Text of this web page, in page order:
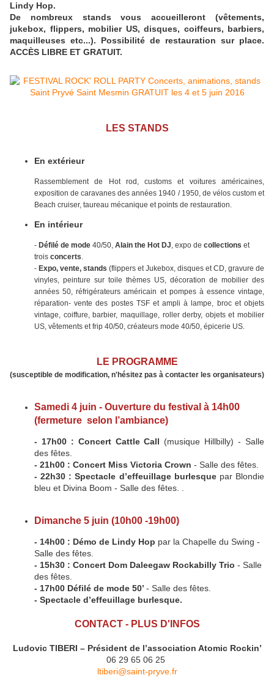
Lindy Hop.
De nombreux stands vous accueilleront (vêtements,
jukebox, flippers, mobilier US, disques, coiffeurs, barbiers,
maquilleuses etc...). Possibilité de restauration sur place.
ACCÈS LIBRE ET GRATUIT.
LES STANDS
En extérieur
Rassemblement de Hot rod, customs et voitures américaines,
exposition de caravanes des années 1940 / 1950, de vélos custom et
Beach cruiser, taureau mécanique et points de restauration.
En intérieur
- Défilé de mode 40/50, Alain the Hot DJ, expo de collections et
trois concerts.
- Expo, vente, stands (flippers et Jukebox, disques et CD, gravure de
vinyles, peinture sur toile thèmes US, décoration de mobilier des
années 50, réfrigérateurs américain et pompes à essence vintage,
réparation- vente des postes TSF et ampli à lampe, broc et objets
vintage, coiffure, barbier, maquillage, roller derby, objets et mobilier
US, vêtements et frip 40/50, créateurs mode 40/50, épicerie US.
LE PROGRAMME
(susceptible de modification, n'hésitez pas à contacter les organisateurs)
Samedi 4 juin - Ouverture du festival à 14h00
(fermeture selon l’ambiance)
- 17h00 : Concert Cattle Call (musique Hillbilly) - Salle
des fêtes.
- 21h00 : Concert Miss Victoria Crown - Salle des fêtes.
- 22h30 : Spectacle d’effeuillage burlesquepar Blondie
bleu et Divina Boom - Salle des fêtes. .
Dimanche 5 juin (10h00 -19h00)
- 14h00 : Démo de Lindy Hop par la Chapelle du Swing -
Salle des fêtes.
- 15h30 : Concert Dom Daleegaw Rockabilly Trio - Salle
des fêtes.
- 17h00 Défilé de mode 50’ - Salle des fêtes.
- Spectacle d’effeuillage burlesque.
CONTACT - PLUS D'INFOS
Ludovic TIBERI – Président de l’association Atomic Rockin’
06 29 65 06 25
ltiberi@saint-pryve.fr